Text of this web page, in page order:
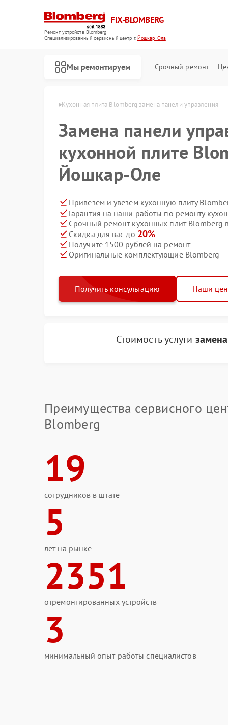
FIX-BLOMBERG
Ремонт устройств Blomberg
Специализированный cервисный центр г.Йошкар-Ола
Мы ремонтируем Срочный ремонт
Кухонная плита Blomberg замена панели управления
Замена панели
кухонной плите
Йошкар-Оле
Привезем и увезем кухонную плиту
Гарантия на наши работы по ремонту
Срочный ремонт кухонных плит Blomberg
Скидка для вас до 20%
Получите 1500 рублей на ремонт
Оригинальные комплектующие Blomberg
Получить консультацию Наши
Стоимость услуги
Преимущества сервисного
Blomberg
19
сотрудников в штате
5
лет на рынке
2351
отремонтированных устройств
3
минимальный опыт работы специалистов